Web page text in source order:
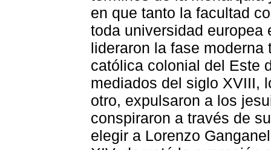
en que tanto la facultad
toda universidad
lideraron la fase
católica colonial del Este
mediados del siglo XVIII,
otro, expulsaron a los
conspiraron a través de
elegir a Lorenzo